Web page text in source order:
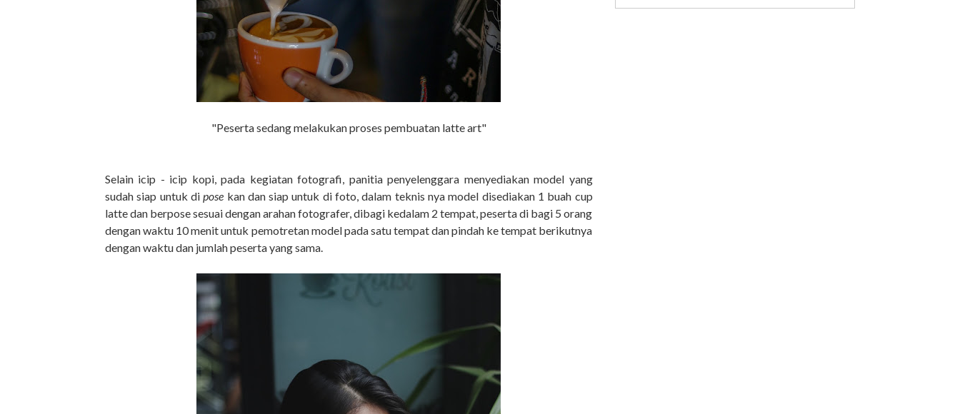
"Peserta sedang melakukan proses pembuatan latte art"
Selain icip - icip kopi, pada kegiatan fotografi, panitia penyelenggara menyediakan model yang
sudah siap untuk dipose kan dan siap untuk di foto, dalam teknis nya model disediakan 1 buah cup
latte dan berpose sesuai dengan arahan fotografer, dibagi kedalam 2 tempat, peserta di bagi 5 orang
dengan waktu 10 menit untuk pemotretan model pada satu tempat dan pindah ke tempat berikutnya
dengan waktu dan jumlah peserta yang sama.